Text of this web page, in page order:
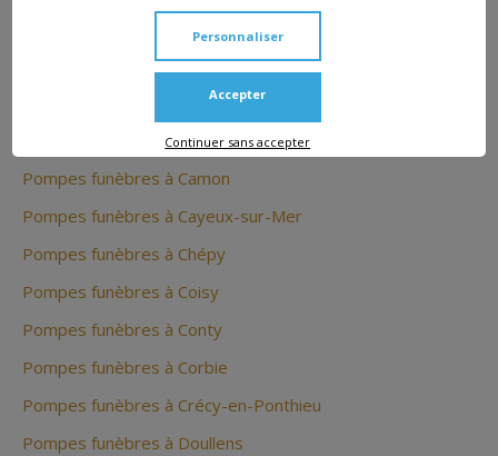
Pompes funèbres à Ault
Pompes funèbres à Beaucamps-le-Vieux
Pompes funèbres à Beauchamps
Pompes funèbres à Bernaville
Pompes funèbres à Camon
Pompes funèbres à Cayeux-sur-Mer
Pompes funèbres à Chépy
Pompes funèbres à Coisy
Pompes funèbres à Conty
Pompes funèbres à Corbie
Pompes funèbres à Crécy-en-Ponthieu
Pompes funèbres à Doullens
Continuer sans accepter
Personnaliser
Accepter